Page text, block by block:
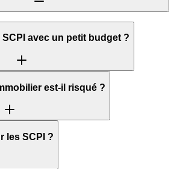
avec un petit budget ?
est-il risqué ?
les SCPI ?